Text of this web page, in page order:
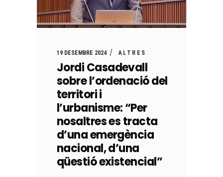
19 DESEMBRE 2024 ALTRES
Jordi Casadevall
sobre l’ordenació del
territori i
l’urbanisme: “Per
nosaltres es tracta
d’una emergència
nacional, d’una
qüestió existencial”